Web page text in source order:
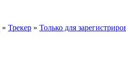
» Трекер » Только для